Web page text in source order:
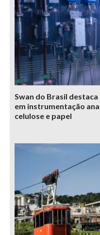
Swan do Brasil
em instrumentação
celulose e papel